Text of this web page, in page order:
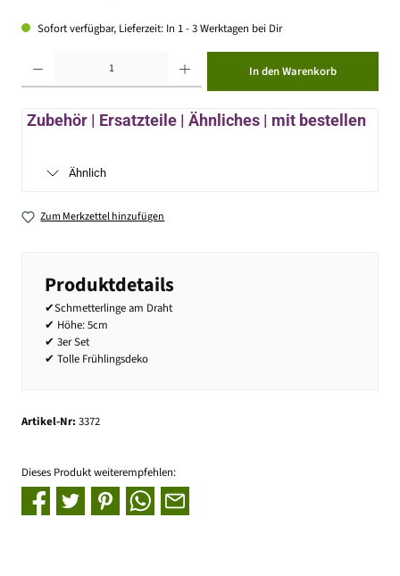
Sofort verfügbar, Lieferzeit: In 1 - 3 Werktagen bei Dir
In den Warenkorb
Zubehör | Ersatzteile | Ähnliches | mit bestellen
Ähnlich
Zum Merkzettel hinzufügen
Produktdetails
✔Schmetterlinge am Draht
✔ Höhe: 5cm
✔ 3er Set
✔ Tolle Frühlingsdeko
Artikel-Nr: 3372
Dieses Produkt weiterempfehlen: